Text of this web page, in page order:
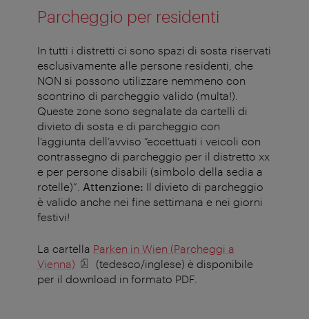
Parcheggio per residenti
In tutti i distretti ci sono spazi di sosta riservati
esclusivamente alle persone residenti, che
NON si possono utilizzare nemmeno con
scontrino di parcheggio valido (multa!).
Queste zone sono segnalate da cartelli di
divieto di sosta e di parcheggio con
l’aggiunta dell’avviso “eccettuati i veicoli con
contrassegno di parcheggio per il distretto xx
e per persone disabili (simbolo della sedia a
rotelle)”. Attenzione: Il divieto di parcheggio
è valido anche nei fine settimana e nei giorni
festivi!
La cartella Parken in Wien (Parcheggi a
Vienna)
(tedesco/inglese) è disponibile
per il download in formato PDF.